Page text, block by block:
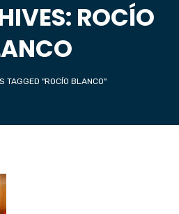
ROCÍO
TAGGED "ROCÍO BLANCO"